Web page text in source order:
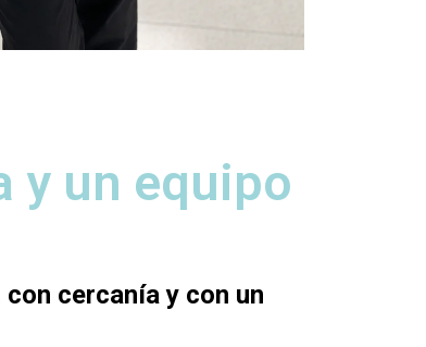
y un equipo
cercanía y con un